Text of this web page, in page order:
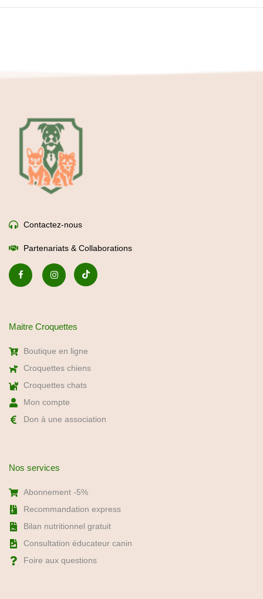
Contactez-nous
Partenariats & Collaborations
Maitre Croquettes
Boutique en ligne
Croquettes chiens
Croquettes chats
Mon compte
Don à une association
Nos services
Abonnement -5%
Recommandation express
Bilan nutritionnel gratuit
Consultation éducateur canin
Foire aux questions